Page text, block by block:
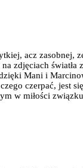
acz zasobnej,
zdjęciach
Mani i
czerpać, jest
w miłości